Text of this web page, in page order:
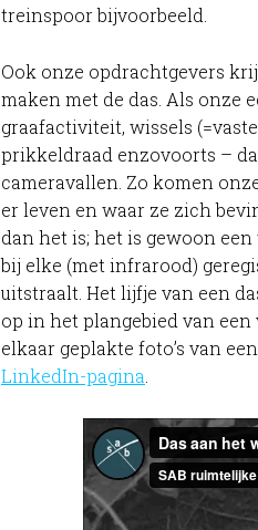
treinspoor bijvoorbeeld.
Ook onze opdrachtgevers
maken met de das. Als onze
graafactiviteit, wissels
prikkeldraad enzovoorts –
cameravallen. Zo komen
er leven en waar ze zich
dan het is; het is gewoon
bij elke (met infrarood)
uitstraalt. Het lijfje van een
op in het plangebied van
elkaar geplakte foto’s van
LinkedIn-pagina